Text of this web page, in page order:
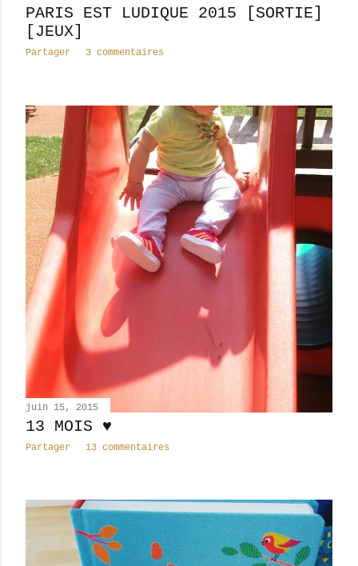
PARIS EST LUDIQUE 2015 [SORTIE]
[JEUX]
Partager 3 commentaires
juin 15, 2015
13 MOIS ♥
Partager 13 commentaires